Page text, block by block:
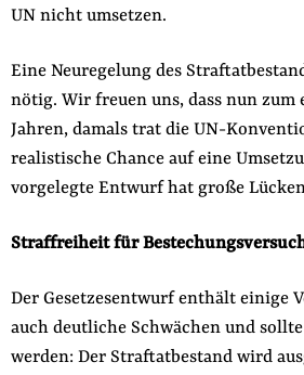
UN nicht umsetzen.
Eine Neuregelung des
nötig. Wir freuen uns, dass nun zum
Jahren, damals trat die UN-
realistische Chance auf eine
vorgelegte Entwurf hat große
Straffreiheit für
Der Gesetzesentwurf enthält einige
auch deutliche Schwächen und
werden: Der Straftatbestand wird